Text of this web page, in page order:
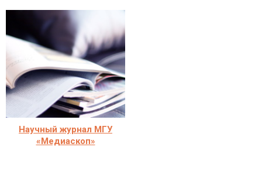
Научный журнал МГУ
«Медиаскоп»